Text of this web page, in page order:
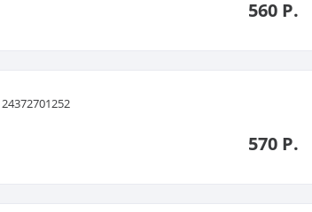
560 Р.
24372701252
570 Р.